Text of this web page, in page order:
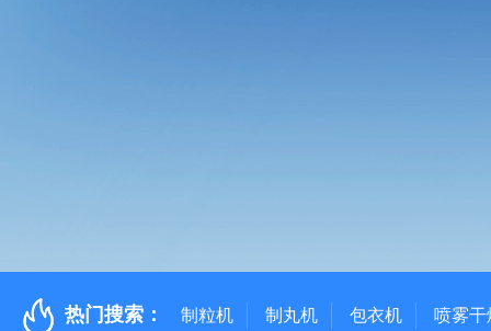
热门搜索： 制粒机 制丸机 包衣机 喷雾干